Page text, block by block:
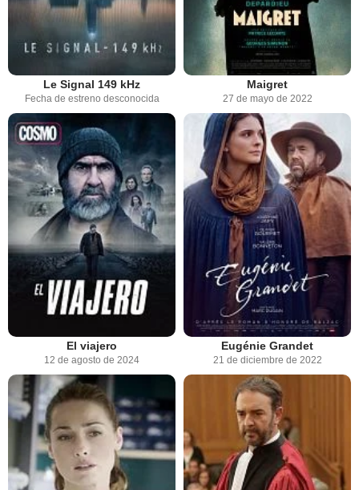
Le Signal 149 kHz
Fecha de estreno desconocida
Maigret
27 de mayo de 2022
El viajero
12 de agosto de 2024
Eugénie Grandet
21 de diciembre de 2022